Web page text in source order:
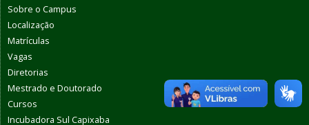
Sobre o Campus
Localização
Matrículas
Vagas
Diretorias
Mestrado e Doutorado
Cursos
Incubadora Sul Capixaba